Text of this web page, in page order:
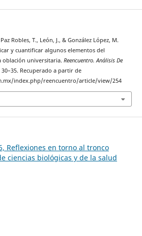
Robles, T., León, J., & González López, M.
y cuantificar algunos elementos del
oblación universitaria. Reencuentro. Análisis De
30–35. Recuperado a partir de
index.php/reencuentro/article/view/254
Reflexiones en torno al tronco
ciencias biológicas y de la salud